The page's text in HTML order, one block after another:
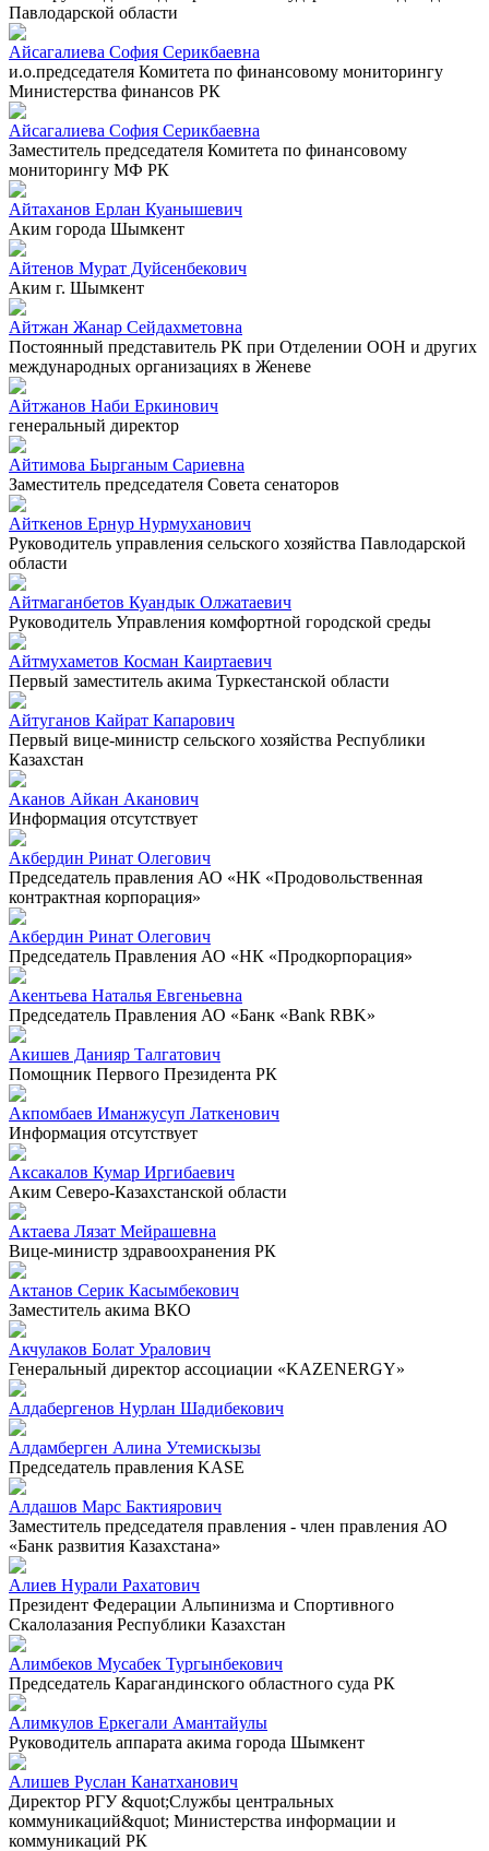
Павлодарской области
Айсагалиева София Серикбаевна
и.о.председателя Комитета по финансовому мониторингу
Министерства финансов РК
Айсагалиева София Серикбаевна
Заместитель председателя Комитета по финансовому
мониторингу МФ РК
Айтаханов Ерлан Куанышевич
Аким города Шымкент
Айтенов Мурат Дуйсенбекович
Аким г. Шымкент
Айтжан Жанар Сейдахметовна
Постоянный представитель РК при Отделении ООН и других
международных организациях в Женеве
Айтжанов Наби Еркинович
генеральный директор
Айтимова Бырганым Сариевна
Заместитель председателя Совета сенаторов
Айткенов Ернур Нурмуханович
Руководитель управления сельского хозяйства Павлодарской
области
Айтмаганбетов Куандык Олжатаевич
Руководитель Управления комфортной городской среды
Айтмухаметов Косман Каиртаевич
Первый заместитель акима Туркестанской области
Айтуганов Кайрат Капарович
Первый вице-министр сельского хозяйства Республики
Казахстан
Аканов Айкан Аканович
Информация отсутствует
Акбердин Ринат Олегович
Председатель правления АО «НК «Продовольственная
контрактная корпорация»
Акбердин Ринат Олегович
Председатель Правления АО «НК «Продкорпорация»
Акентьева Наталья Евгеньевна
Председатель Правления АО «Банк «Bank RBK»
Акишев Данияр Талгатович
Помощник Первого Президента РК
Акпомбаев Иманжусуп Латкенович
Информация отсутствует
Аксакалов Кумар Иргибаевич
Аким Северо-Казахстанской области
Актаева Лязат Мейрашевна
Вице-министр здравоохранения РК
Актанов Серик Касымбекович
Заместитель акима ВКО
Акчулаков Болат Уралович
Генеральный директор ассоциации «KAZENERGY»
Алдабергенов Нурлан Шадибекович
Алдамберген Алина Утемискызы
Председатель правления KASE
Алдашов Марс Бактиярович
Заместитель председателя правления - член правления АО
«Банк развития Казахстана»
Алиев Нурали Рахатович
Президент Федерации Альпинизма и Спортивного
Скалолазания Республики Казахстан
Алимбеков Мусабек Тургынбекович
Председатель Карагандинского областного суда РК
Алимкулов Еркегали Амантайулы
Руководитель аппарата акима города Шымкент
Алишев Руслан Канатханович
Директор РГУ &quot;Службы центральных
коммуникаций&quot; Министерства информации и
коммуникаций РК